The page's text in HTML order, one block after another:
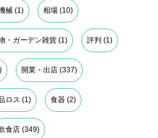
械 (1) 相場 (10)
・ガーデン雑貨 (1) 評判 (1)
開業・出店 (337)
ロス (1) 食器 (2)
食店 (349)